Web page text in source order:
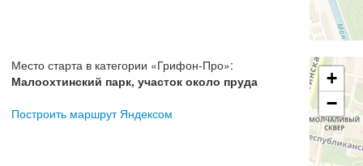
Место старта в категории «Грифон-Про»:
Малоохтинский парк, участок около пруда
Построить маршрут Яндексом
+
−